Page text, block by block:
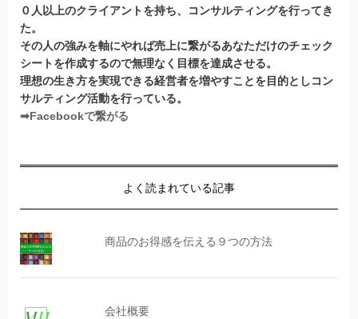
０人以上のクライアントを持ち、コンサルティングを行ってき
た。
その人の強みを軸にやれば売上に繋がるあなただけのチェック
シートを作成するので無理なく目標を達成させる。
理想の生き方を実現できる経営者を増やすことを目的としコン
サルティング活動を行っている。
➡Facebookで繋がる
よく読まれている記事
商品のお得感を伝える９つの方法
会社概要